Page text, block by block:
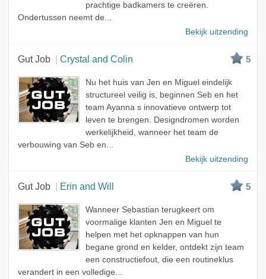
prachtige badkamers te creëren.
Ondertussen neemt de...
Bekijk uitzending
Gut Job Crystal and Colin 5
Nu het huis van Jen en Miguel eindelijk
structureel veilig is, beginnen Seb en het
team Ayanna s innovatieve ontwerp tot
leven te brengen. Designdromen worden
werkelijkheid, wanneer het team de
verbouwing van Seb en...
Bekijk uitzending
Gut Job Erin and Will 5
Wanneer Sebastian terugkeert om
voormalige klanten Jen en Miguel te
helpen met het opknappen van hun
begane grond en kelder, ontdekt zijn team
een constructiefout, die een routineklus
verandert in een volledige...